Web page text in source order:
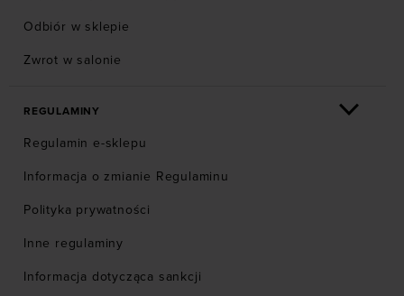
Odbiór w sklepie
Zwrot w salonie
REGULAMINY
Regulamin e-sklepu
Informacja o zmianie Regulaminu
Polityka prywatności
Inne regulaminy
Informacja dotycząca sankcji